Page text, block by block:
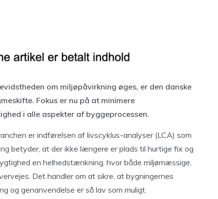
om miljøpåvirkning øges, er den danske
Fokus er nu på at minimere
i alle aspekter af byggeprocessen.
er indførelsen af livscyklus-analyser (LCA) som
betyder, at der ikke længere er plads til hurtige fix og
en helhedstænkning, hvor både miljømæssige,
Det handler om at sikre, at bygningernes
og genanvendelse er så lav som muligt.